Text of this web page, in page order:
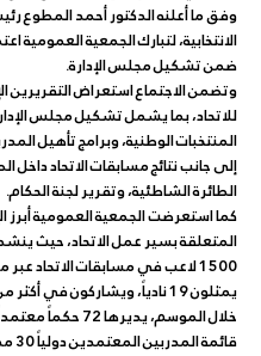
وفق ما أعلنه الدكتور أحمد المطوع
الانتخابية، لتبارك الجمعية العمومية
ضمن تشكيل مجلس الإدارة.
وتضمن الاجتماع استعراض التقريرين
للاتحاد، بما يشمل تشكيل مجلس
المنتخبات الوطنية، وبرامج تأهيل
إلى جانب نتائج مسابقات الاتحاد داخل
الطائرة الشاطئية، وتقرير لجنة الحكام.
كما استعرضت الجمعية العمومية أبرز
المتعلقة بسير عمل الاتحاد، حيث
1500 لاعب في مسابقات الاتحاد
خلال الموسم، يديرها
قائمة المدربين المعتمدين دولياً 30 مدرباً.